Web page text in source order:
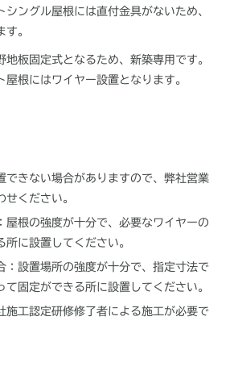
シングル屋根には直付金具がないため、
。
地板固定式となるため、新築専用です。
屋根にはワイヤー設置となります。
できない場合がありますので、弊社営業
ください。
屋根の強度が十分で、必要なワイヤーの
所に設置してください。
：設置場所の強度が十分で、指定寸法で
て固定ができる所に設置してください。
施工認定研修修了者による施工が必要で